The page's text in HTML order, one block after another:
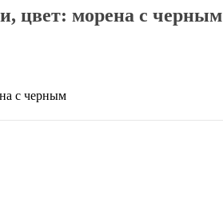
цвет: морена с черным
с черным